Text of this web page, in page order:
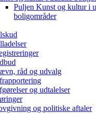
Puljen Kunst og kultur i
boligområder
råd og udvalg
og udtalelser
og politiske aftaler